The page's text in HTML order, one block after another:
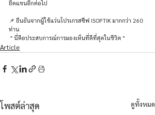
ยืดแขนอีกต่อไป
📌 ยืนยันจากผู้ใช้แว่นโปรเกรสซีฟ ISOPTIK มากกว่า 260
ท่าน
" นี่คือประสบการณ์การมองเห็นที่ดีที่สุดในชีวิต "
Article
โพสต์ล่าสุด ดูทั้งหมด